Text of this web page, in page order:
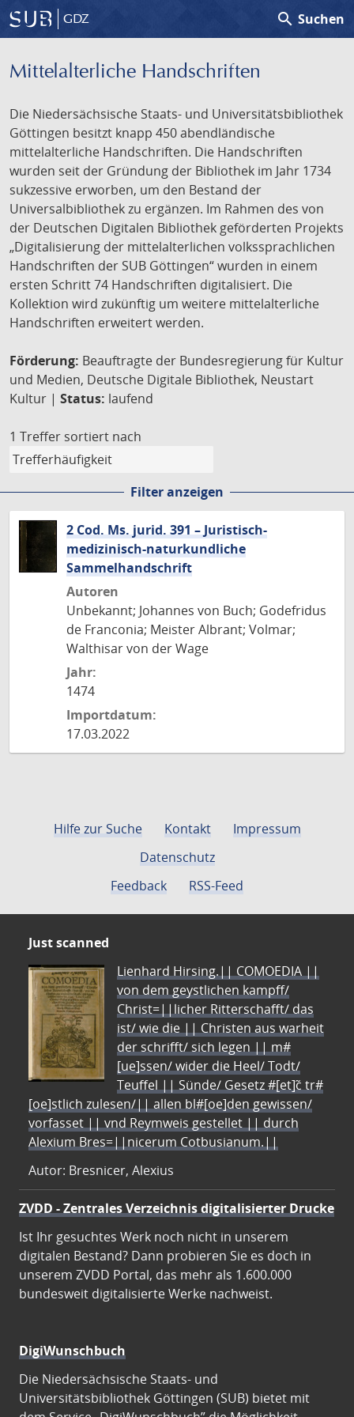
GDZ search Suchen
Mittelalterliche Handschriften
Die Niedersächsische Staats- und Universitätsbibliothek
Göttingen besitzt knapp 450 abendländische
mittelalterliche Handschriften. Die Handschriften
wurden seit der Gründung der Bibliothek im Jahr 1734
sukzessive erworben, um den Bestand der
Universalbibliothek zu ergänzen. Im Rahmen des von
der Deutschen Digitalen Bibliothek geförderten Projekts
„Digitalisierung der mittelalterlichen volkssprachlichen
Handschriften der SUB Göttingen“ wurden in einem
ersten Schritt 74 Handschriften digitalisiert. Die
Kollektion wird zukünftig um weitere mittelalterliche
Handschriften erweitert werden.
Förderung: Beauftragte der Bundesregierung für Kultur
und Medien, Deutsche Digitale Bibliothek, Neustart
Kultur | Status: laufend
1 Treffer sortiert nach
Filter anzeigen
2 Cod. Ms. jurid. 391 – Juristisch-
medizinisch-naturkundliche
Sammelhandschrift
Autoren
Unbekannt; Johannes von Buch; Godefridus
de Franconia; Meister Albrant; Volmar;
Walthisar von der Wage
Jahr:
1474
Importdatum:
17.03.2022
Hilfe zur Suche Kontakt
Impressum
Datenschutz
Feedback
RSS-Feed
Just scanned
Lienhard Hirsing.|| COMOEDIA ||
von dem geystlichen kampff/
Christ=||licher Ritterschafft/ das
ist/ wie die || Christen aus warheit
der schrifft/ sich legen || m#
[ue]ssen/ wider die Heel/ Todt/
Teuffel || Sünde/ Gesetz #[et]c̃ tr#
[oe]stlich zulesen/|| allen bl#[oe]den gewissen/
vorfasset || vnd Reymweis gestellet || durch
Alexium Bres=||nicerum Cotbusianum.||
Autor: Bresnicer, Alexius
ZVDD - Zentrales Verzeichnis digitalisierter Drucke
Ist Ihr gesuchtes Werk noch nicht in unserem
digitalen Bestand? Dann probieren Sie es doch in
unserem ZVDD Portal, das mehr als 1.600.000
bundesweit digitalisierte Werke nachweist.
DigiWunschbuch
Die Niedersächsische Staats- und
Universitätsbibliothek Göttingen (SUB) bietet mit